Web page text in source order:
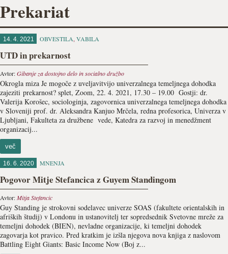
Prekariat
14. 4. 2021 OBVESTILA, VABILA
UTD in prekarnost
Avtor:Gibanje za dostojno delo in socialno družbo
Okrogla miza Je mogoče z uveljavitvijo univerzalnega temeljnega dohodka
zajeziti prekarnost? splet, Zoom, 22. 4. 2021, 17.30 – 19.00 Gostji: dr.
Valerija Korošec, sociologinja, zagovornica univerzalnega temeljnega dohodka
v Sloveniji prof. dr. Aleksandra Kanjuo Mrčela, redna profesorica, Univerza v
Ljubljani, Fakulteta za družbene vede, Katedra za razvoj in menedžment
organizacij...
več
16. 6. 2020 MNENJA
Pogovor Mitje Stefancica z Guyem Standingom
Avtor:Mitja Stefancic
Guy Standing je strokovni sodelavec univerze SOAS (fakultete orientalskih in
afriških študij) v Londonu in ustanovitelj ter sopredsednik Svetovne mreže za
temeljni dohodek (BIEN), nevladne organizacije, ki temeljni dohodek
zagovarja kot pravico. Pred kratkim je izšla njegova nova knjiga z naslovom
Battling Eight Giants: Basic Income Now (Boj z...